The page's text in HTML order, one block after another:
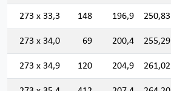
273 x 33,3 148 196,9 250,83
273 x 34,0 69 200,4 255,29
273 x 34,9 120 204,9 261,02